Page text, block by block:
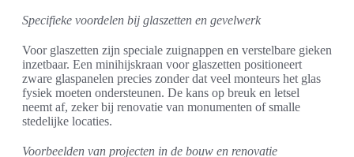
Specifieke voordelen bij glaszetten en gevelwerk
Voor glaszetten zijn speciale zuignappen en verstelbare gieken
inzetbaar. Een minihijskraan voor glaszetten positioneert
zware glaspanelen precies zonder dat veel monteurs het glas
fysiek moeten ondersteunen. De kans op breuk en letsel
neemt af, zeker bij renovatie van monumenten of smalle
stedelijke locaties.
Voorbeelden van projecten in de bouw en renovatie